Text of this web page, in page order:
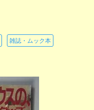
雑誌・ムック本